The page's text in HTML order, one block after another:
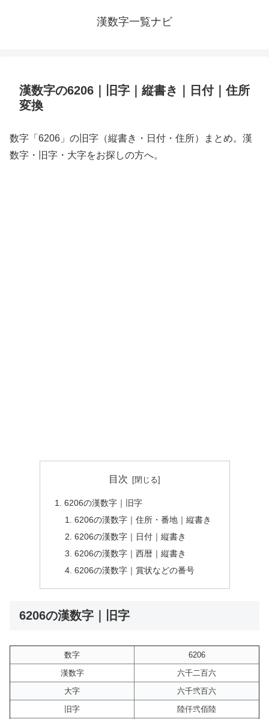
漢数字一覧ナビ
漢数字の6206｜旧字｜縦書き｜日付｜住所
変換
数字「6206」の旧字（縦書き・日付・住所）まとめ。漢
数字・旧字・大字をお探しの方へ。
目次
6206の漢数字｜旧字
6206の漢数字｜住所・番地｜縦書き
6206の漢数字｜日付｜縦書き
6206の漢数字｜西暦｜縦書き
6206の漢数字｜賞状などの番号
6206の漢数字｜旧字
数字
6206
漢数字
六千二百六
大字
六千弐百六
旧字
陸仟弐佰陸